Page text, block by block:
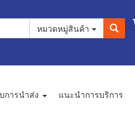
หมวดหมู่สินค้า
การนำส่ง แนะนำการบริการ